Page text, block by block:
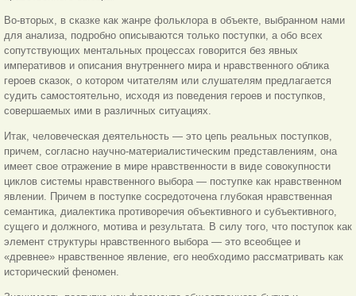
Во-вторых, в сказке как жанре фольклора в объекте, выбранном нами
для анализа, подробно описываются только поступки, а обо всех
сопутствующих ментальных процессах говорится без явных
императивов и описания внутреннего мира и нравственного облика
героев сказок, о котором читателям или слушателям предлагается
судить самостоятельно, исходя из поведения героев и поступков,
совершаемых ими в различных ситуациях.
Итак, человеческая деятельность — это цепь реальных поступков,
причем, согласно научно-материалистическим представлениям, она
имеет свое отражение в мире нравственности в виде совокупности
циклов системы нравственного выбора — поступке как нравственном
явлении. Причем в поступке сосредоточена глубокая нравственная
семантика, диалектика противоречия объективного и субъективного,
сущего и должного, мотива и результата. В силу того, что поступок как
элемент структуры нравственного выбора — это всеобщее и
«древнее» нравственное явление, его необходимо рассматривать как
исторический феномен.